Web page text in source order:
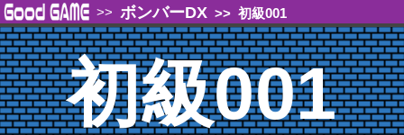
>> ボンバーDX >> 初級001
初級001